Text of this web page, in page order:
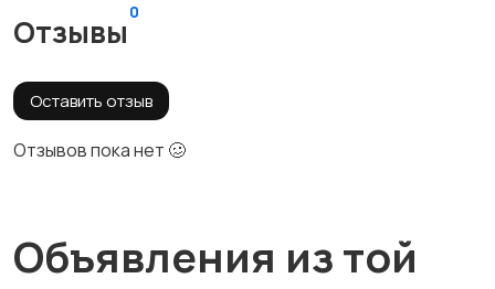
Отзывы
0
Оставить отзыв
Отзывов пока нет 🥴
Объявления из той